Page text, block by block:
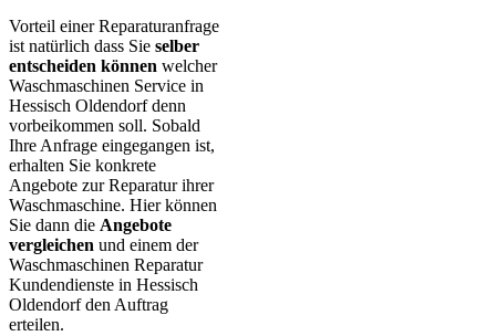
Vorteil einer Reparaturanfrage
ist natürlich dass Sie selber
entscheiden können welcher
Waschmaschinen Service in
Hessisch Oldendorf denn
vorbeikommen soll. Sobald
Ihre Anfrage eingegangen ist,
erhalten Sie konkrete
Angebote zur Reparatur ihrer
Waschmaschine. Hier können
Sie dann die Angebote
vergleichen und einem der
Waschmaschinen Reparatur
Kundendienste in Hessisch
Oldendorf den Auftrag
erteilen.